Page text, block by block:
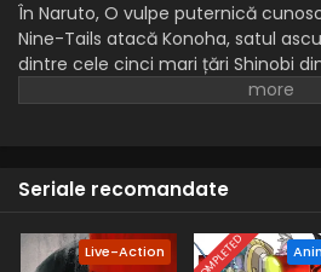
Naruto – Sezonul 1
rătăcirii
Eps 210 - Pădurea rătăcirii
Eps 209 - Inamicul ex-
Naruto – Sezonul 1
În Naruto, O vulpe puternică
Nine-Tails atacă Konoha, satul
dintre cele cinci mari țări Shinobi
răspuns, liderul Konoha și al
Seriale recomandate
Live-Action COMPLETED